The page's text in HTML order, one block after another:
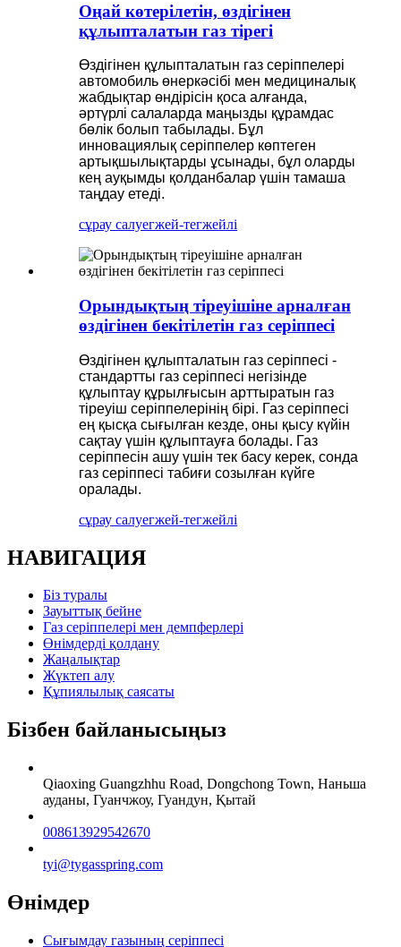
Оңай көтерілетін, өздігінен
құлыпталатын газ тірегі
Өздігінен құлыпталатын газ серіппелері
автомобиль өнеркәсібі мен медициналық
жабдықтар өндірісін қоса алғанда,
әртүрлі салаларда маңызды құрамдас
бөлік болып табылады. Бұл
инновациялық серіппелер көптеген
артықшылықтарды ұсынады, бұл оларды
кең ауқымды қолданбалар үшін тамаша
таңдау етеді.
сұрау салуегжей-тегжейлі
Орындықтың тіреуішіне арналған
өздігінен бекітілетін газ серіппесі
Өздігінен құлыпталатын газ серіппесі -
стандартты газ серіппесі негізінде
құлыптау құрылғысын арттыратын газ
тіреуіш серіппелерінің бірі. Газ серіппесі
ең қысқа сығылған кезде, оны қысу күйін
сақтау үшін құлыптауға болады. Газ
серіппесін ашу үшін тек басу керек, сонда
газ серіппесі табиғи созылған күйге
оралады.
сұрау салуегжей-тегжейлі
НАВИГАЦИЯ
Біз туралы
Зауыттық бейне
Газ серіппелері мен демпферлері
Өнімдерді қолдану
Жаңалықтар
Жүктеп алу
Құпиялылық саясаты
Бізбен байланысыңыз
Qiaoxing Guangzhhu Road, Dongchong Town, Наньша
ауданы, Гуанчжоу, Гуандун, Қытай
008613929542670
tyi@tygasspring.com
Өнімдер
Сығымдау газының серіппесі